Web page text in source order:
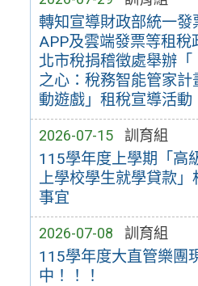
轉知宣導財政部統一發
APP及雲端發票等租稅
北市稅捐稽徵處舉辦「
之心：稅務智能管家計
動遊戲」租稅宣導活動
2026-07-15 訓育組
115學年度上學期「高
上學校學生就學貸款」
事宜
2026-07-08 訓育組
115學年度大直管樂團
中！！！